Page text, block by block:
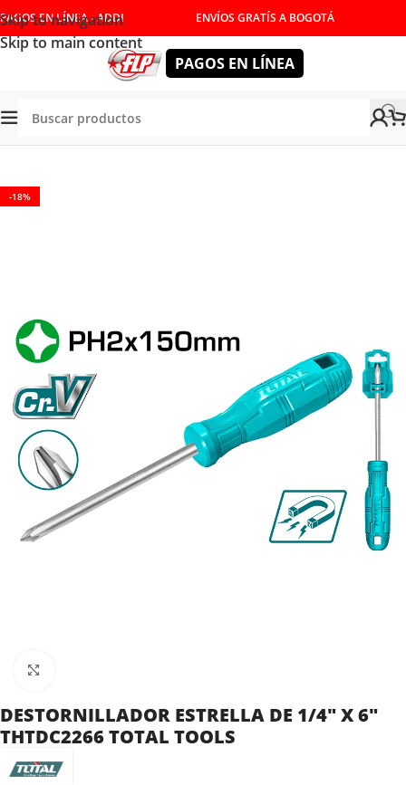
Skip to navigation
Skip to main content
PAGOS EN LÍNEA - ADDI ENVÍOS GRATÍS A BOGOTÁ
PAGOS EN LÍNEA
/DESTORNILLADORES Y LLAVES DESTORNILLADOR
-18%
DESTORNILLADOR ESTRELLA DE 1/4″ X 6″
THTDC2266 TOTAL TOOLS